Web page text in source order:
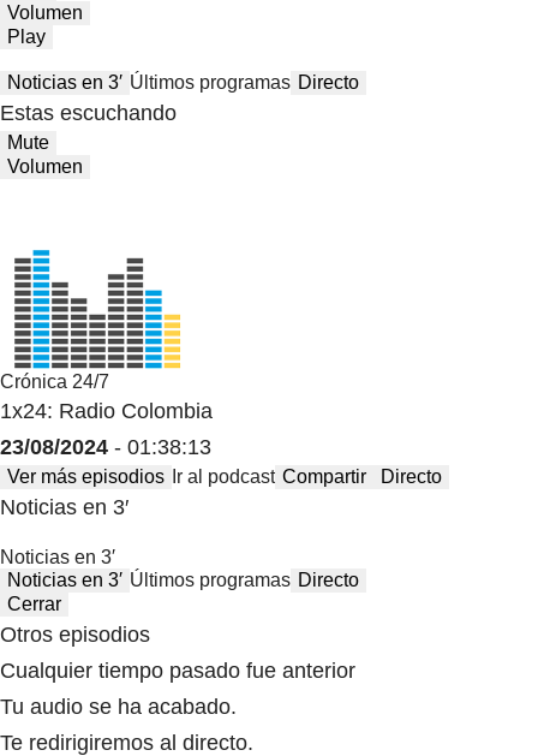
Volumen
Play
Noticias en 3′ Últimos programas Directo
Estas escuchando
Mute
Volumen
Crónica 24/7
1x24: Radio Colombia
23/08/2024 - 01:38:13
Ver más episodios Ir al podcast Compartir Directo
Noticias en 3′
Noticias en 3′
Noticias en 3′ Últimos programas Directo
Cerrar
Otros episodios
Cualquier tiempo pasado fue anterior
Tu audio se ha acabado.
Te redirigiremos al directo.